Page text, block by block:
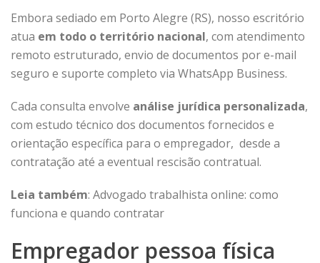
Embora sediado em Porto Alegre (RS), nosso escritório
atua em todo o território nacional, com atendimento
remoto estruturado, envio de documentos por e-mail
seguro e suporte completo via WhatsApp Business.
Cada consulta envolve análise jurídica personalizada,
com estudo técnico dos documentos fornecidos e
orientação específica para o empregador, desde a
contratação até a eventual rescisão contratual.
Leia também: Advogado trabalhista online: como
funciona e quando contratar
Empregador pessoa física